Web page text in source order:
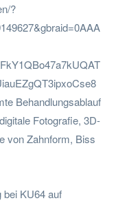
?
Behandlungsablauf
Fotografie, 3D-
von Zahnform, Biss
bei KU64 auf